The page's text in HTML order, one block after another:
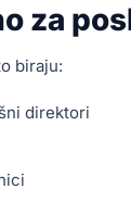
za
biraju:
direktori